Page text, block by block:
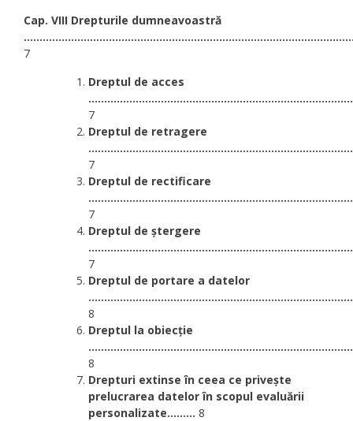
Cap. VIII Drepturile dumneavoastră
7
Dreptul de acces
7
Dreptul de retragere
7
Dreptul de rectificare
7
Dreptul de ștergere
7
Dreptul de portare a datelor
8
Dreptul la obiecție
8
Drepturi extinse în ceea ce privește
prelucrarea datelor în scopul evaluării
personalizate......... 8